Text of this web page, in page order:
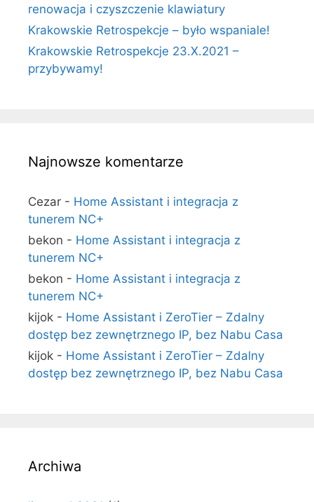
renowacja i czyszczenie klawiatury
Krakowskie Retrospekcje – było wspaniale!
Krakowskie Retrospekcje 23.X.2021 –
przybywamy!
Najnowsze komentarze
Cezar - Home Assistant i integracja z
tunerem NC+
bekon - Home Assistant i integracja z
tunerem NC+
bekon - Home Assistant i integracja z
tunerem NC+
kijok - Home Assistant i ZeroTier – Zdalny
dostęp bez zewnętrznego IP, bez Nabu Casa
kijok - Home Assistant i ZeroTier – Zdalny
dostęp bez zewnętrznego IP, bez Nabu Casa
Archiwa